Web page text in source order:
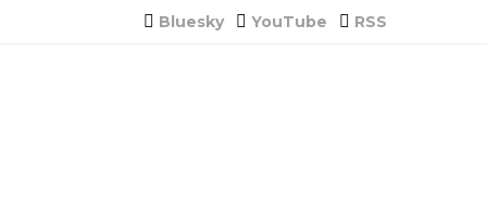
Bluesky YouTube RSS